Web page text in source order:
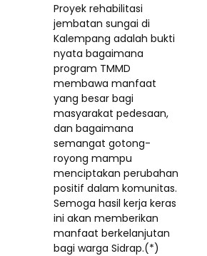
Proyek rehabilitasi
jembatan sungai di
Kalempang adalah bukti
nyata bagaimana
program TMMD
membawa manfaat
yang besar bagi
masyarakat pedesaan,
dan bagaimana
semangat gotong-
royong mampu
menciptakan perubahan
positif dalam komunitas.
Semoga hasil kerja keras
ini akan memberikan
manfaat berkelanjutan
bagi warga Sidrap.(*)